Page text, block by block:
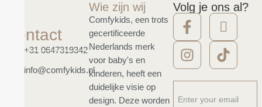
Contact
+31 0647319342
info@comfykids.nl
Wie zijn wij
Comfykids, een trots
gecertificeerde
Nederlands merk
voor baby's en
kinderen, heeft een
duidelijke visie op
design. Deze worden
Volg je ons al?